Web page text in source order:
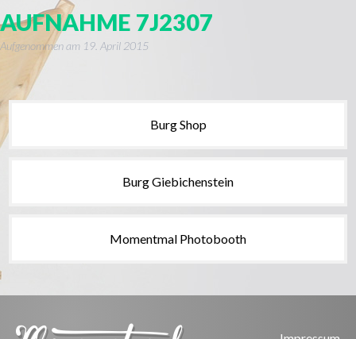
AUFNAHME 7J2307
Aufgenommen am 19. April 2015
Burg Shop
Burg Giebichenstein
Momentmal Photobooth